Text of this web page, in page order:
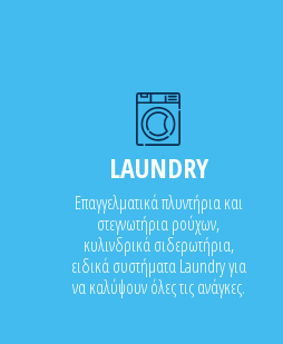
LAUNDRY
Επαγγελματικά πλυντήρια και
στεγνωτήρια ρούχων,
κυλινδρικά σιδερωτήρια,
ειδικά συστήματα Laundry για
να καλύψουν όλες τις ανάγκες.